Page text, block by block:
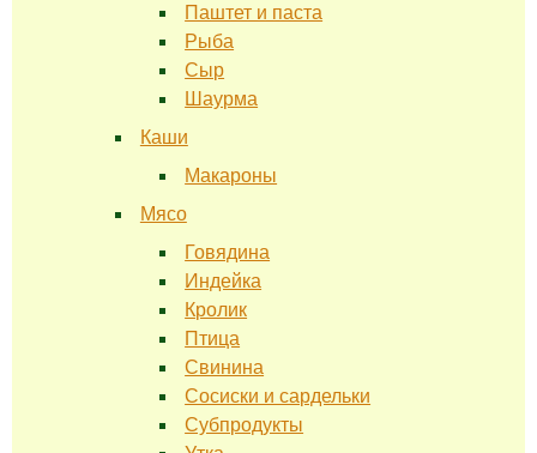
Паштет и паста
Рыба
Сыр
Шаурма
Каши
Макароны
Мясо
Говядина
Индейка
Кролик
Птица
Свинина
Сосиски и сардельки
Субпродукты